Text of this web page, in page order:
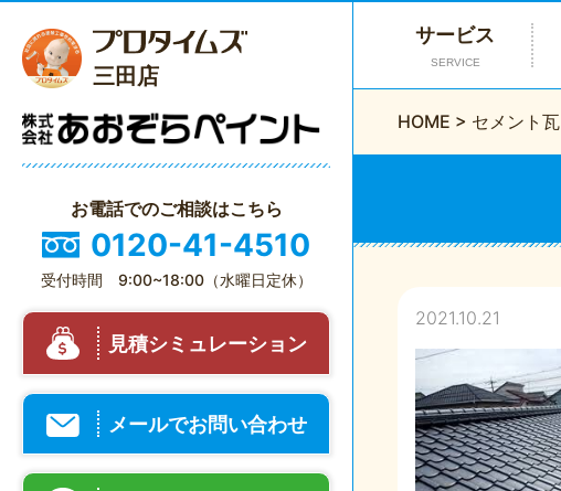
三田店
お電話でのご相談はこちら
0120-41-4510
受付時間 9:00~18:00（水曜日定休）
見積シミュレーション
メールでお問い合わせ
サービス
SERVICE
HOME > セメント瓦
2021.10.21